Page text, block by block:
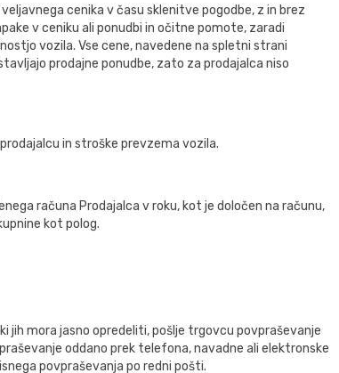
cenika v času sklenitve pogodbe, z in brez
v ceniku ali ponudbi in očitne pomote, zaradi
vozila. Vse cene, navedene na spletni strani
prodajne ponudbe, zato za prodajalca niso
in stroške prevzema vozila.
računa Prodajalca v roku, kot je določen na računu,
kot polog.
jih mora jasno opredeliti, pošlje trgovcu povpraševanje
oddano prek telefona, navadne ali elektronske
povpraševanja po redni pošti.